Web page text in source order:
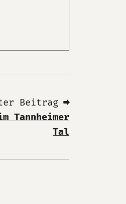
Beitrag ➡
Tannheimer
Tal